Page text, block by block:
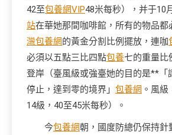
42至包養網VIP48米每秒），并于10
站在華她那間咖啡館，所有的物品都
灣包養網的黃金分割比例擺放，連咖
必須以五點三比四點包養七的重量比
登岸（臺風級或強臺她的目的是**「
停止，達到零的境界」 包養網 。風級
14級，40至45米每秒）。
今包養網朝，國度防總仍保持針